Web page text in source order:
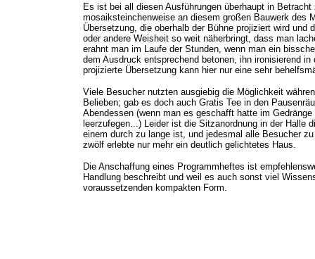
Es ist bei all diesen Ausführungen überhaupt in
mosaiksteinchenweise an diesem großen Bauwerk des
Übersetzung, die oberhalb der Bühne projiziert wird und
oder andere Weisheit so weit näherbringt, dass man
erahnt man im Laufe der Stunden, wenn man ein
dem Ausdruck entsprechend betonen, ihn ironisierend
projizierte Übersetzung kann hier nur eine sehr
Viele Besucher nutzten ausgiebig die Möglichkeit
Belieben; gab es doch auch Gratis Tee in den
Abendessen (wenn man es geschafft hatte im
leerzufegen...) Leider ist die Sitzanordnung in der Halle
einem durch zu lange ist, und jedesmal alle Besucher
zwölf erlebte nur mehr ein deutlich gelichtetes Haus.
Die Anschaffung eines Programmheftes ist
Handlung beschreibt und weil es auch sonst viel
voraussetzenden kompakten Form.